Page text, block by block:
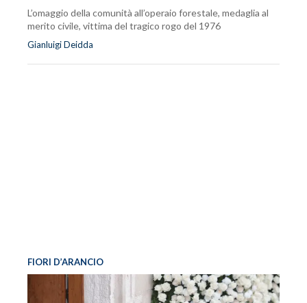
L’omaggio della comunità all’operaio forestale, medaglia al
merito civile, vittima del tragico rogo del 1976
Gianluigi Deidda
FIORI D’ARANCIO